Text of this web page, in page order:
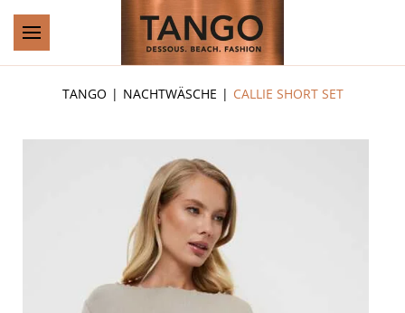
Zum Hauptinhalt springen
TANGO NACHTWÄSCHE CALLIE SHORT SET